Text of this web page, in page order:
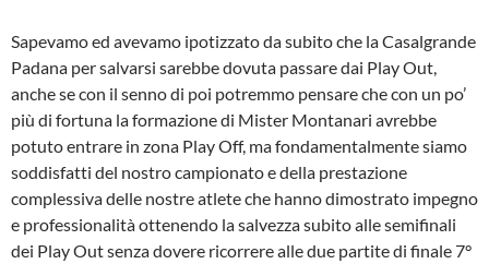
Sapevamo ed avevamo ipotizzato da subito che la Casalgrande
Padana per salvarsi sarebbe dovuta passare dai Play Out,
anche se con il senno di poi potremmo pensare che con un po’
più di fortuna la formazione di Mister Montanari avrebbe
potuto entrare in zona Play Off, ma fondamentalmente siamo
soddisfatti del nostro campionato e della prestazione
complessiva delle nostre atlete che hanno dimostrato impegno
e professionalità ottenendo la salvezza subito alle semifinali
dei Play Out senza dovere ricorrere alle due partite di finale 7°